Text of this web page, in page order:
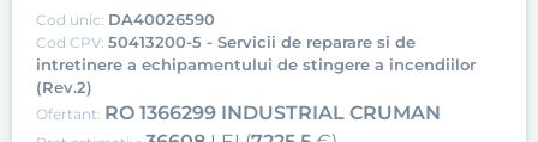
Cod unic: DA40026590
Cod CPV: 50413200-5 - Servicii de reparare si de
intretinere a echipamentului de stingere a incendiilor
(Rev.2)
Ofertant: RO 1366299 INDUSTRIAL CRUMAN